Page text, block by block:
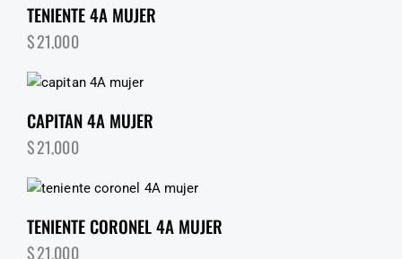
TENIENTE 4A MUJER
$21,000
CAPITAN 4A MUJER
$21,000
TENIENTE CORONEL 4A MUJER
$21,000